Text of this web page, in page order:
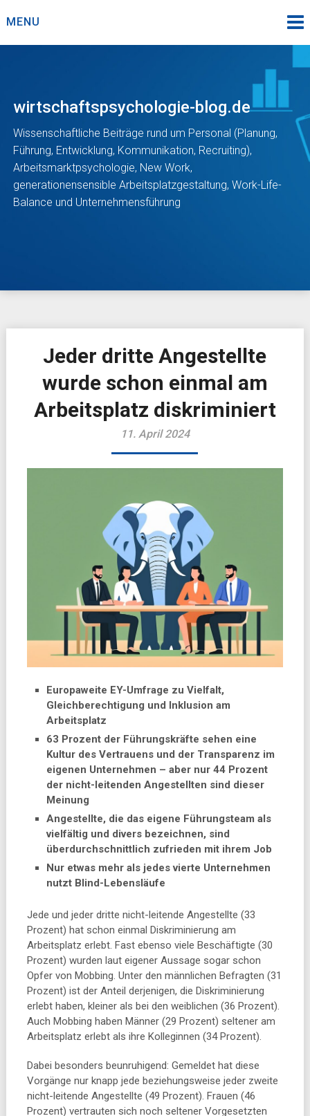
toMENU
wirtschaftspsychologie-blog.de
Wissenschaftliche Beiträge rund um Personal (Planung,
Führung, Entwicklung, Kommunikation, Recruiting),
Arbeitsmarktpsychologie, New Work,
generationensensible Arbeitsplatzgestaltung, Work-Life-
Balance und Unternehmensführung
Jeder dritte Angestellte
wurde schon einmal am
Arbeitsplatz diskriminiert
11. April 2024
Europaweite EY-Umfrage zu Vielfalt,
Gleichberechtigung und Inklusion am
Arbeitsplatz
63 Prozent der Führungskräfte sehen eine
Kultur des Vertrauens und der Transparenz im
eigenen Unternehmen – aber nur 44 Prozent
der nicht-leitenden Angestellten sind dieser
Meinung
Angestellte, die das eigene Führungsteam als
vielfältig und divers bezeichnen, sind
überdurchschnittlich zufrieden mit ihrem Job
Nur etwas mehr als jedes vierte Unternehmen
nutzt Blind-Lebensläufe
Jede und jeder dritte nicht-leitende Angestellte (33
Prozent) hat schon einmal Diskriminierung am
Arbeitsplatz erlebt. Fast ebenso viele Beschäftigte (30
Prozent) wurden laut eigener Aussage sogar schon
Opfer von Mobbing. Unter den männlichen Befragten (31
Prozent) ist der Anteil derjenigen, die Diskriminierung
erlebt haben, kleiner als bei den weiblichen (36 Prozent).
Auch Mobbing haben Männer (29 Prozent) seltener am
Arbeitsplatz erlebt als ihre Kolleginnen (34 Prozent).
Dabei besonders beunruhigend: Gemeldet hat diese
Vorgänge nur knapp jede beziehungsweise jeder zweite
nicht-leitende Angestellte (49 Prozent). Frauen (46
Prozent) vertrauten sich noch seltener Vorgesetzten